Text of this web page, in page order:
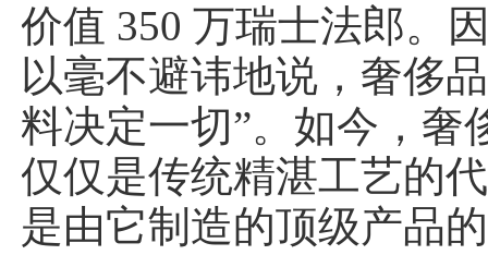
价值 350 万瑞士法郎。
以毫不避讳地说，奢侈
料决定一切”。如今，奢
仅仅是传统精湛工艺的
是由它制造的顶级产品